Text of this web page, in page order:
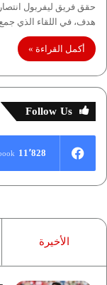
حقق فريق ليفربول
هدف، في اللقاء الذي جمع
أكمل القراءة »
Follow Us
11٬828
الأخيرة